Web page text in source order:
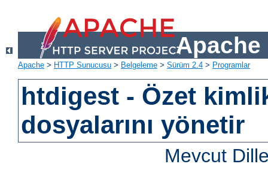
Apache
Apache > HTTP Sunucusu > Belgeleme > Sürüm 2.4 > Programlar
htdigest - Özet
dosyalarını yönetir
Mevcut